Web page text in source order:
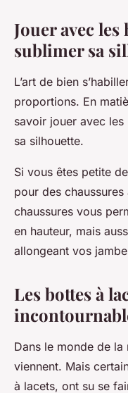
Jouer avec
sublimer sa
L’art de bien
proportions. En
savoir jouer avec
sa silhouette.
Si vous êtes petite
pour des
chaussures vous
en hauteur, mais
allongeant vos
Les bottes à
Dans le monde de
viennent. Mais
à lacets, ont su se